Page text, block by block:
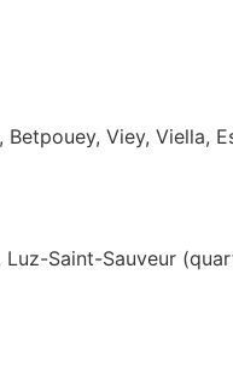
Viey, Viella,
Saint-Sauveur